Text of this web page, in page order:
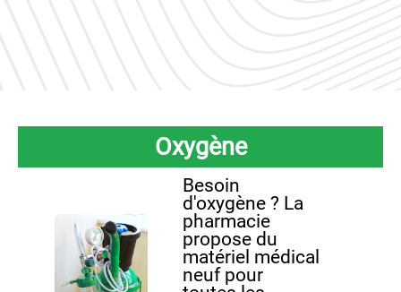
Oxygène
Besoin
d'oxygène ? La
pharmacie
propose du
matériel médical
neuf pour